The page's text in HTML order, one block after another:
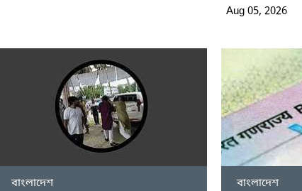
Aug 05, 2026
বাংলাদেশ বাংলাদেশ